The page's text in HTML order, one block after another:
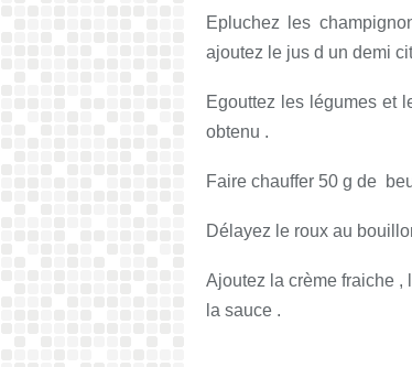
Epluchez les
ajoutez le jus d un demi
Egouttez les légumes et
obtenu .
Faire chauffer 50 g de
Délayez le roux au
Ajoutez la crème fraiche
la sauce .